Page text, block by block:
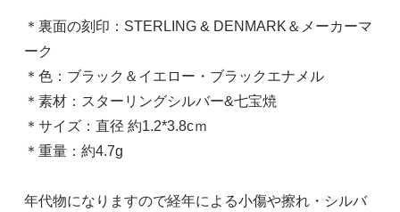
＊裏面の刻印：STERLING & DENMARK＆メーカーマ
ーク
＊色：ブラック＆イエロー・ブラックエナメル
＊素材：スターリングシルバー&七宝焼
＊サイズ：直径 約1.2*3.8cｍ
＊重量：約4.7g
年代物になりますので経年による小傷や擦れ・シルバ